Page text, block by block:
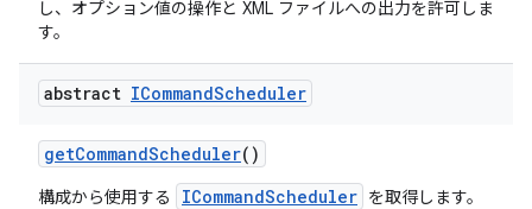
し、オプション値の操作と XML ファイルへの出力を許可しま
す。
abstract ICommandScheduler
getCommandScheduler()
構成から使用する ICommandScheduler を取得します。